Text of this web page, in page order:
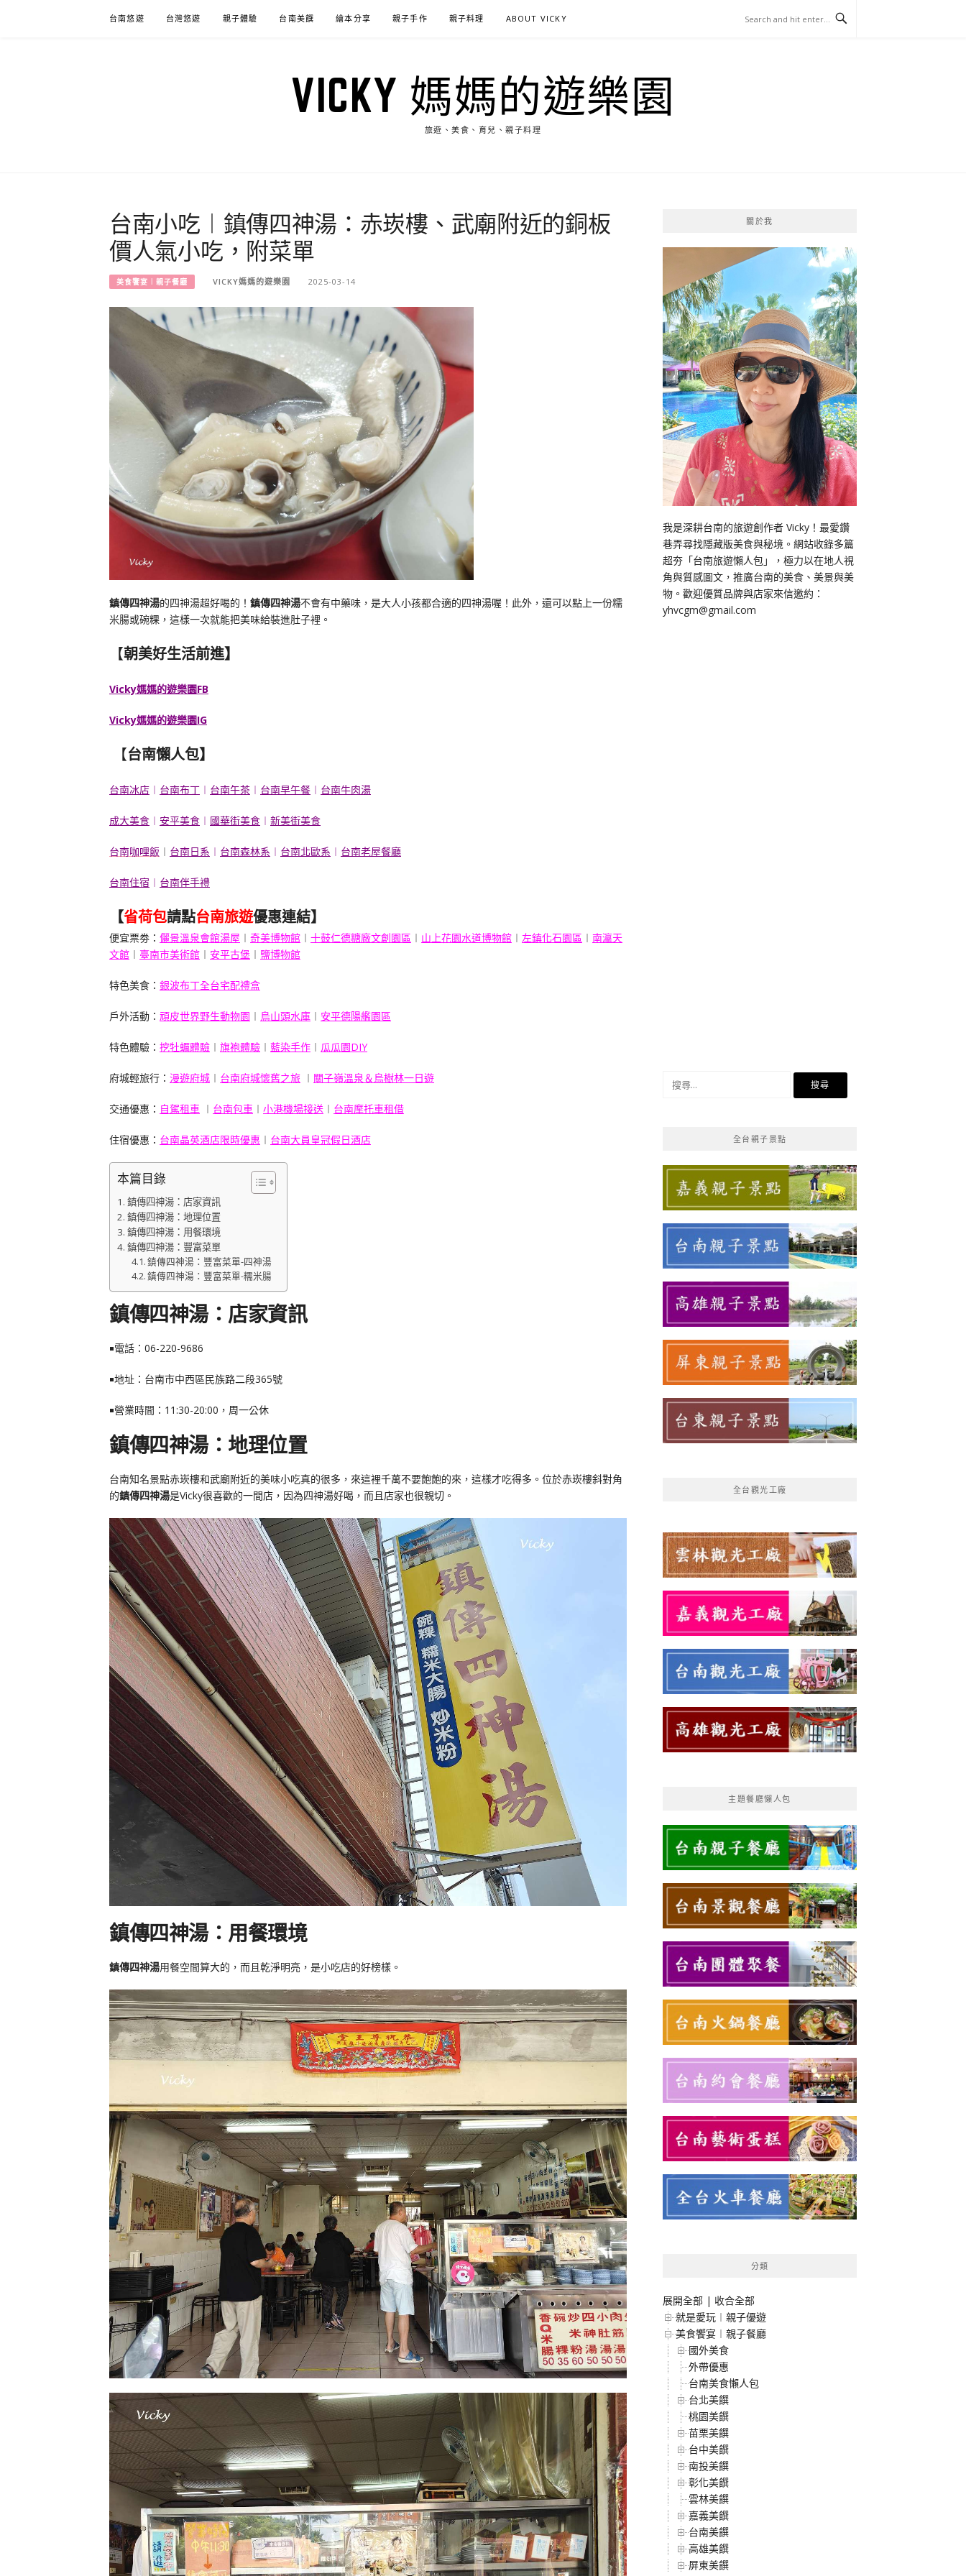
台南悠遊 台灣悠遊 親子體驗 台南美饌 繪本分享 親子手作 親子料理 ABOUT VICKY
VICKY 媽媽的遊樂園
旅遊、美食、育兒、親子料理
台南小吃︱鎮傳四神湯：赤崁樓、武廟附近的銅板
價人氣小吃，附菜單
美食饗宴︱親子餐廳 VICKY媽媽的遊樂園 2025-03-14
鎮傳四神湯的四神湯超好喝的！ 鎮傳四神湯不會有中藥味，是大人小孩都合適的四神湯喔！此外，還可以點上一份糯
米腸或碗粿，這樣一次就能把美味給裝進肚子裡。
【朝美好生活前進】
Vicky媽媽的遊樂園FB
Vicky媽媽的遊樂園IG
【台南懶人包】
台南冰店 ︱ 台南布丁 ︱ 台南午茶 ︱ 台南早午餐 ︱ 台南牛肉湯
成大美食 ︱ 安平美食 ︱ 國華街美食 ︱ 新美街美食
台南咖哩飯 ︱ 台南日系 ︱ 台南森林系 ︱ 台南北歐系 ︱ 台南老屋餐廳
台南住宿 ︱ 台南伴手禮
【省荷包請點台南旅遊優惠連結】
便宜票劵： 儷景溫泉會館湯屋 ︱ 奇美博物館 ︱ 十鼓仁德糖廠文創園區 ︱ 山上花園水道博物館 ︱ 左鎮化石園區 ︱ 南瀛天
文館 ︱ 臺南市美術館 ︱ 安平古堡 ︱ 鹽博物館
特色美食： 銀波布丁全台宅配禮盒
戶外活動： 頑皮世界野生動物園 ︱ 烏山頭水庫 ︱ 安平德陽艦園區
特色體驗： 挖牡蠣體驗 ︱ 旗袍體驗 ︱ 藍染手作 ︱ 瓜瓜園DIY
府城輕旅行： 漫遊府城 ︱ 台南府城懷舊之旅 ︱ 關子嶺溫泉＆烏樹林一日遊
交通優惠： 自駕租車 ︱ 台南包車 ︱ 小港機場接送 ︱ 台南摩托車租借
住宿優惠： 台南晶英酒店限時優惠 ︱ 台南大員皇冠假日酒店
本篇目錄
鎮傳四神湯：店家資訊
鎮傳四神湯：地理位置
鎮傳四神湯：用餐環境
鎮傳四神湯：豐富菜單
鎮傳四神湯：豐富菜單-四神湯
鎮傳四神湯：豐富菜單-糯米腸
鎮傳四神湯：店家資訊
￭電話：06-220-9686
￭地址：台南市中西區民族路二段365號
￭營業時間：11:30-20:00，周一公休
鎮傳四神湯：地理位置
台南知名景點赤崁樓和武廟附近的美味小吃真的很多，來這裡千萬不要飽飽的來，這樣才吃得多。位於赤崁樓斜對角
的鎮傳四神湯是Vicky很喜歡的一間店，因為四神湯好喝，而且店家也很親切。
鎮傳四神湯：用餐環境
鎮傳四神湯用餐空間算大的，而且乾淨明亮，是小吃店的好榜樣。
關於我
我是深耕台南的旅遊創作者 Vicky！最愛鑽
巷弄尋找隱藏版美食與秘境。網站收錄多篇
超夯「台南旅遊懶人包」，極力以在地人視
角與質感圖文，推廣台南的美食、美景與美
物。歡迎優質品牌與店家來信邀約：
yhvcgm@gmail.com
全台親子景點
全台觀光工廠
主題餐廳懶人包
分類
展開全部 | 收合全部
就是愛玩︱親子優遊
美食饗宴︱親子餐廳
國外美食
外帶優惠
台南美食懶人包
台北美饌
桃園美饌
苗栗美饌
台中美饌
南投美饌
彰化美饌
雲林美饌
嘉義美饌
台南美饌
高雄美饌
屏東美饌